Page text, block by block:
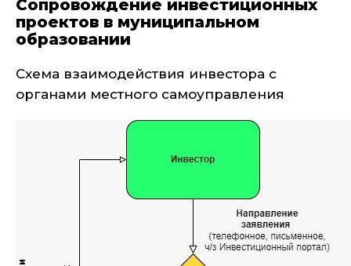
Сопровождение инвестиционных
проектов в муниципальном
образовании
Схема взаимодействия инвестора с
органами местного самоуправления